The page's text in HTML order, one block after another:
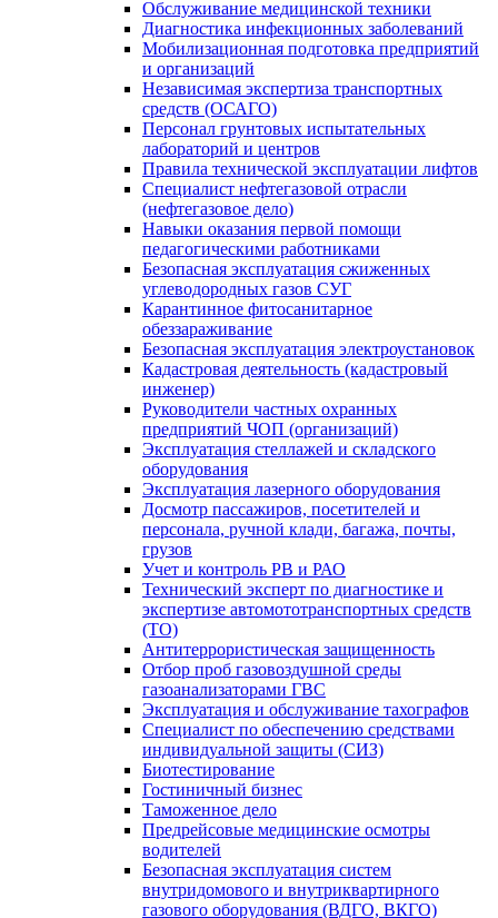
Обслуживание медицинской техники
Диагностика инфекционных заболеваний
Мобилизационная подготовка предприятий
и организаций
Независимая экспертиза транспортных
средств (ОСАГО)
Персонал грунтовых испытательных
лабораторий и центров
Правила технической эксплуатации лифтов
Специалист нефтегазовой отрасли
(нефтегазовое дело)
Навыки оказания первой помощи
педагогическими работниками
Безопасная эксплуатация сжиженных
углеводородных газов СУГ
Карантинное фитосанитарное
обеззараживание
Безопасная эксплуатация электроустановок
Кадастровая деятельность (кадастровый
инженер)
Руководители частных охранных
предприятий ЧОП (организаций)
Эксплуатация стеллажей и складского
оборудования
Эксплуатация лазерного оборудования
Досмотр пассажиров, посетителей и
персонала, ручной клади, багажа, почты,
грузов
Учет и контроль РВ и РАО
Технический эксперт по диагностике и
экспертизе автомототранспортных средств
(ТО)
Антитеррористическая защищенность
Отбор проб газовоздушной среды
газоанализаторами ГВС
Эксплуатация и обслуживание тахографов
Специалист по обеспечению средствами
индивидуальной защиты (СИЗ)
Биотестирование
Гостиничный бизнес
Таможенное дело
Предрейсовые медицинские осмотры
водителей
Безопасная эксплуатация систем
внутридомового и внутриквартирного
газового оборудования (ВДГО, ВКГО)